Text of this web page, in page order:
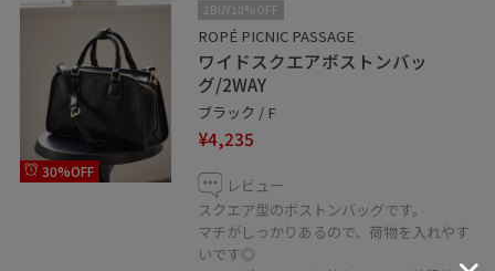
30%OFF
2BUY10%OFF
ROPÉ PICNIC PASSAGE
ワイドスクエアボストンバッ
グ/2WAY
ブラック / F
¥4,235
レビュー
スクエア型のボストンバッグです。
マチがしっかりあるので、荷物を入れやす
いです◎